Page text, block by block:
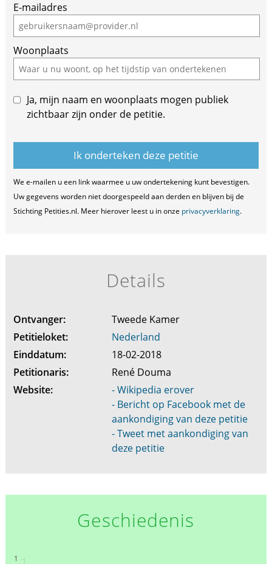
E-mailadres
Woonplaats
Ja, mijn naam en woonplaats mogen publiek
zichtbaar zijn onder de petitie.
We e-mailen u een link waarmee u uw ondertekening kunt bevestigen.
Uw gegevens worden niet doorgespeeld aan derden en blijven bij de
Stichting Petities.nl. Meer hierover leest u in onze privacyverklaring.
Details
Ontvanger:
Tweede Kamer
Petitieloket:
Nederland
Einddatum:
18-02-2018
Petitionaris:
René Douma
Website:
- Wikipedia erover
- Bericht op Facebook met de
aankondiging van deze petitie
- Tweet met aankondiging van
deze petitie
Geschiedenis